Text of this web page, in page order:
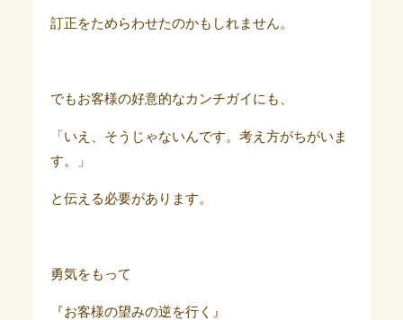
訂正をためらわせたのかもしれません。
でもお客様の好意的なカンチガイにも、
「いえ、そうじゃないんです。考え方がちがいま
す。」
と伝える必要があります。
勇気をもって
『お客様の望みの逆を行く』